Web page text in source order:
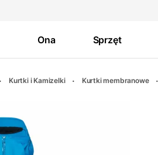
Ona Sprzęt
Kurtki i Kamizelki Kurtki membranowe